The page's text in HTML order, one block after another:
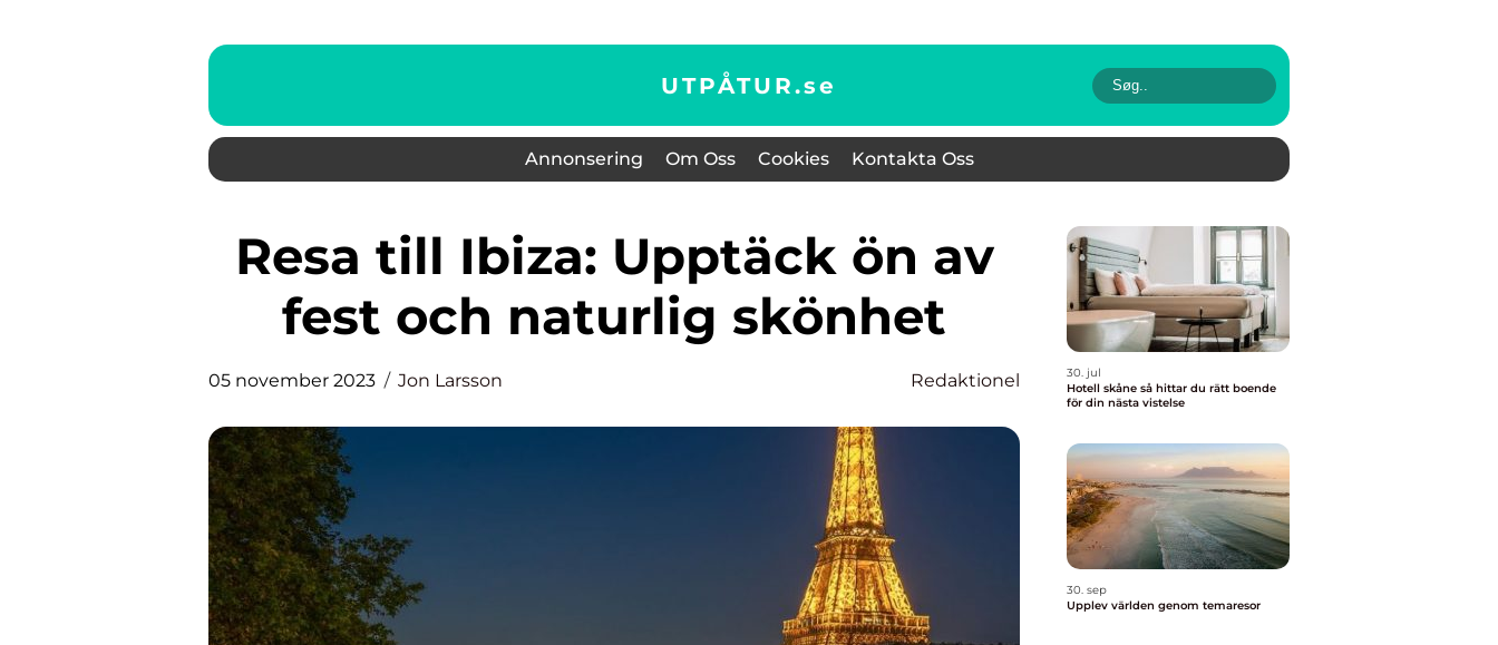
UTPÅTUR.se
Annonsering Om Oss Cookies Kontakta Oss
Resa till Ibiza: Upptäck ön av
fest och naturlig skönhet
05 november 2023 Jon Larsson Redaktionel
30. jul
Hotell skåne så hittar du rätt boende
för din nästa vistelse
30. sep
Upplev världen genom temaresor